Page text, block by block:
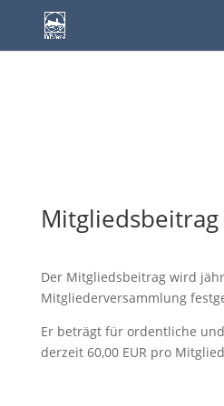
Mitgliedsbeitrag
Der Mitgliedsbeitrag wird
Mitgliederversammlung
Er beträgt für ordentliche
derzeit 60,00 EUR pro